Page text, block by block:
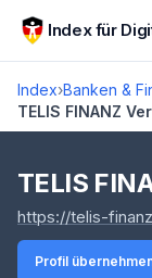
ZumIndex für
Index›Banken &
TELIS FINANZ
Score lädt
TELIS
https://telis-
Profil